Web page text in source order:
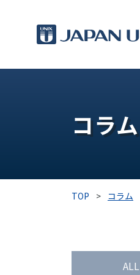
コラム
TOP > コラム
ALL